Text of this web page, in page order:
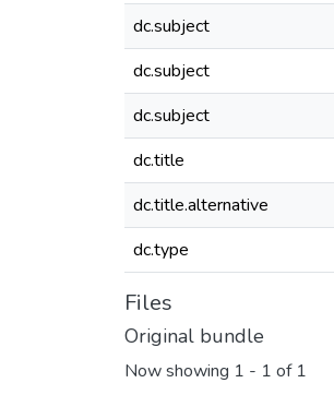
dc.subject
dc.subject
dc.subject
dc.title
dc.title.alternative
dc.type
Files
Original bundle
Now showing 1 - 1 of 1